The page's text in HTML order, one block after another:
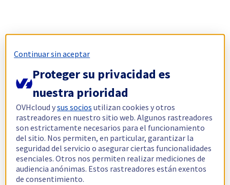
Continuar sin aceptar
Proteger su privacidad es
nuestra prioridad
OVHcloud ysus socios utilizan cookies y otros
rastreadores en nuestro sitio web. Algunos rastreadores
son estrictamente necesarios para el funcionamiento
del sitio. Nos permiten, en particular, garantizar la
seguridad del servicio o asegurar ciertas funcionalidades
esenciales. Otros nos permiten realizar mediciones de
audiencia anónimas. Estos rastreadores están exentos
de consentimiento.